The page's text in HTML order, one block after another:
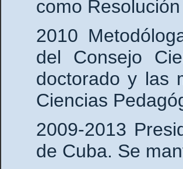
como
2010
del Consejo
doctorado y las
Ciencias
2009-2013
de Cuba. Se